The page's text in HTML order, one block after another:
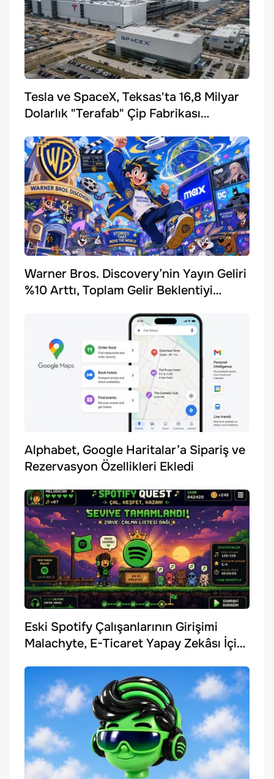
Tesla ve SpaceX, Teksas'ta 16,8 Milyar
Dolarlık "Terafab" Çip Fabrikası
Warner Bros. Discovery’nin Yayın Geliri
%10 Arttı, Toplam Gelir Beklentiyi
Alphabet, Google Haritalar’a Sipariş ve
Rezervasyon Özellikleri Ekledi
Eski Spotify Çalışanlarının Girişimi
Malachyte, E-Ticaret Yapay Zekâsı İçin